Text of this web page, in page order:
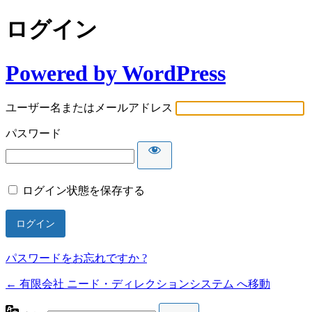
ログイン
Powered by WordPress
ユーザー名またはメールアドレス
パスワード
ログイン状態を保存する
パスワードをお忘れですか ?
← 有限会社 ニード・ディレクションシステム へ移動